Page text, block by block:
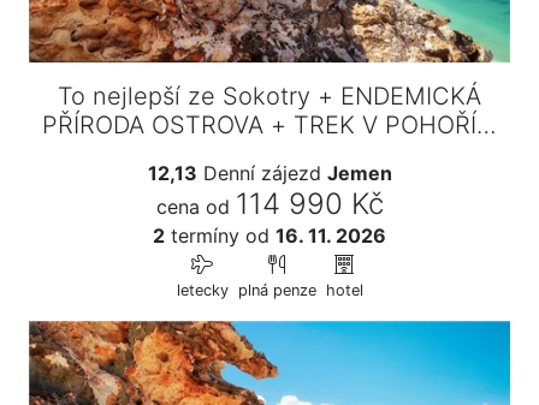
To nejlepší ze Sokotry + ENDEMICKÁ
PŘÍRODA OSTROVA + TREK V POHOŘÍ…
12,13 Denní zájezd Jemen
cena od 114 990 Kč
2 termíny od 16. 11. 2026
letecky plná penze hotel